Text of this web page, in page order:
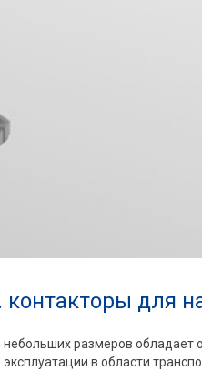
для
размеров
в области